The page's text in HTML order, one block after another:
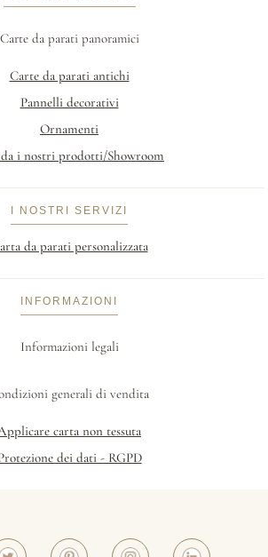
Carte da parati panoramici
Carte da parati antichi
Pannelli decorativi
Ornamenti
i nostri prodotti/Showroom
I NOSTRI SERVIZI
da parati personalizzata
INFORMAZIONI
Informazioni legali
generali di vendita
carta non tessuta
dei dati - RGPD